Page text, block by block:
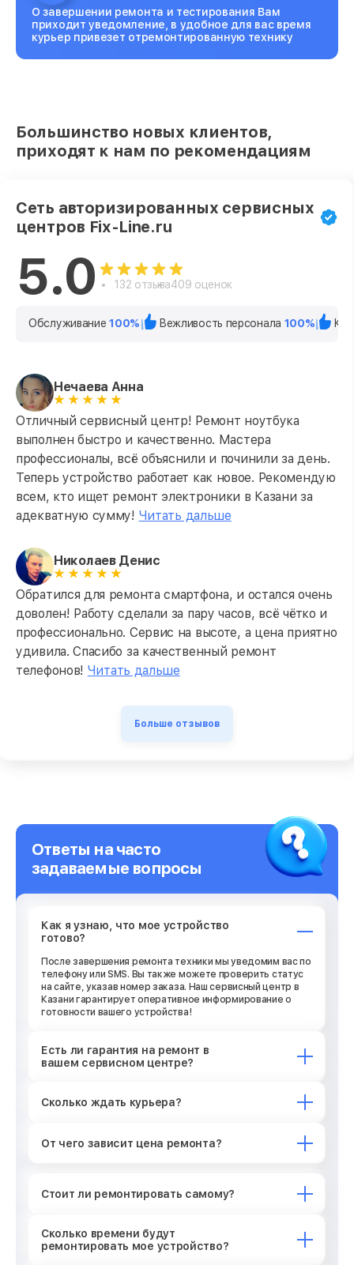
О завершении ремонта и тестирования Вам
приходит уведомление, в удобное для вас время
курьер привезет отремонтированную технику
Большинство новых клиентов,
приходят к нам по рекомендациям
Сеть авторизированных сервисных
центров Fix-Line.ru
5.0 132 отзыва409 оценок
Обслуживание100% Вежливость персонала 100%
Нечаева Анна
Отличный сервисный центр! Ремонт ноутбука
выполнен быстро и качественно. Мастера
профессионалы, всё объяснили и починили за день.
Теперь устройство работает как новое. Рекомендую
всем, кто ищет ремонт электроники в Казани за
адекватную сумму! Читать дальше
Николаев Денис
Обратился для ремонта смартфона, и остался очень
доволен! Работу сделали за пару часов, всё чётко и
профессионально. Сервис на высоте, а цена приятно
удивила. Спасибо за качественный ремонт
телефонов! Читать дальше
Больше отзывов
Ответы на часто
задаваемые вопросы
Как я узнаю, что мое устройство
готово?
После завершения ремонта техники мы уведомим вас по
телефону или SMS. Вы также можете проверить статус
на сайте, указав номер заказа. Наш сервисный центр в
Казани гарантирует оперативное информирование о
готовности вашего устройства!
Есть ли гарантия на ремонт в
вашем сервисном центре?
Сколько ждать курьера?
От чего зависит цена ремонта?
Стоит ли ремонтировать самому?
Сколько времени будут
ремонтировать мое устройство?